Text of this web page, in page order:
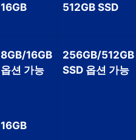
16GB 512GB SSD
8GB/16GB
옵션 가능
256GB/512GB
SSD 옵션 가능
16GB